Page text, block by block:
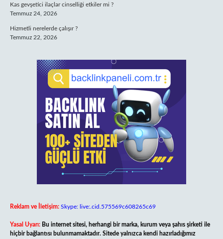
Kas gevşetici ilaçlar cinselliği etkiler mi ?
Temmuz 24, 2026
Hizmetli nerelerde çalışır ?
Temmuz 22, 2026
Reklam ve İletişim: Skype: live:.cid.575569c608265c69
Yasal Uyarı: Bu internet sitesi, herhangi bir marka, kurum veya şahıs şirketi ile
hiçbir bağlantısı bulunmamaktadır. Sitede yalnızca kendi hazırladığımız